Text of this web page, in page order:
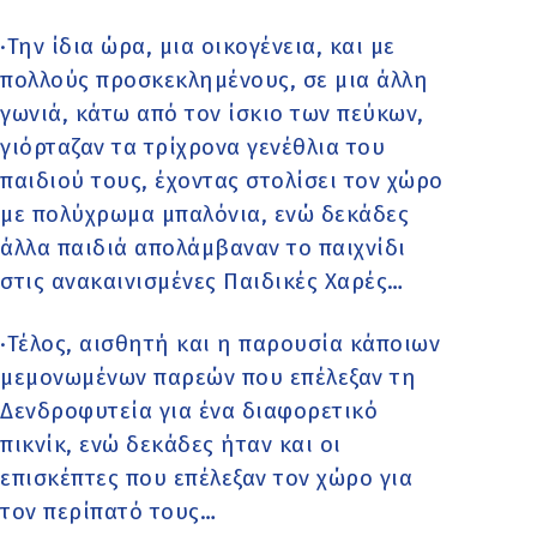
·Την ίδια ώρα, μια οικογένεια, και με
πολλούς προσκεκλημένους, σε μια άλλη
γωνιά, κάτω από τον ίσκιο των πεύκων,
γιόρταζαν τα τρίχρονα γενέθλια του
παιδιού τους, έχοντας στολίσει τον χώρο
με πολύχρωμα μπαλόνια, ενώ δεκάδες
άλλα παιδιά απολάμβαναν το παιχνίδι
στις ανακαινισμένες Παιδικές Χαρές…
·Τέλος, αισθητή και η παρουσία κάποιων
μεμονωμένων παρεών που επέλεξαν τη
Δενδροφυτεία για ένα διαφορετικό
πικνίκ, ενώ δεκάδες ήταν και οι
επισκέπτες που επέλεξαν τον χώρο για
τον περίπατό τους…